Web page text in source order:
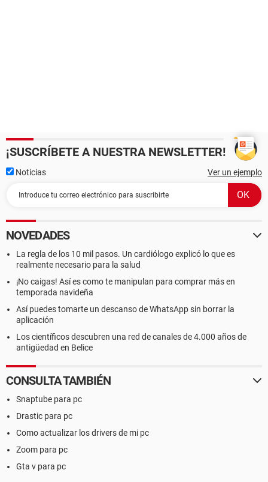
¡SUSCRÍBETE A NUESTRA NEWSLETTER!
Noticias Ver un ejemplo
NOVEDADES
La regla de los 10 mil pasos. Un cardiólogo explicó lo que es
realmente necesario para la salud
¡No caigas! Así es como te manipulan para comprar más en
temporada navideña
Así puedes tomarte un descanso de WhatsApp sin borrar la
aplicación
Los científicos descubren una red de canales de 4.000 años de
antigüedad en Belice
CONSULTA TAMBIÉN
Snaptube para pc
Drastic para pc
Como actualizar los drivers de mi pc
Zoom para pc
Gta v para pc